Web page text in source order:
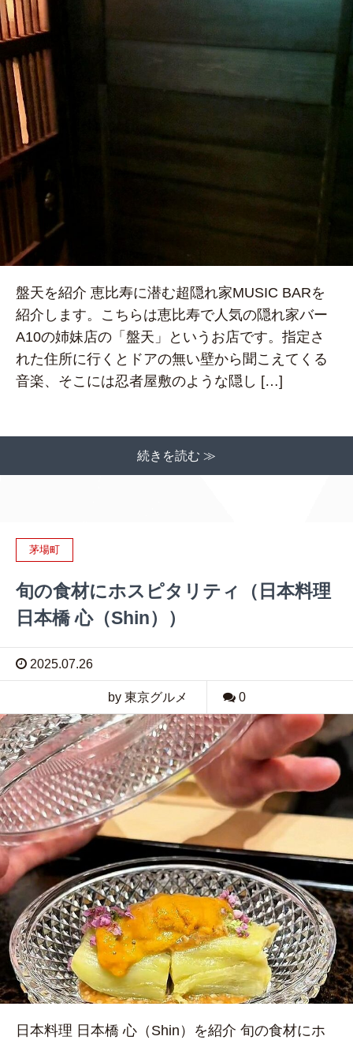
盤天を紹介 恵比寿に潜む超隠れ家MUSIC BARを
紹介します。こちらは恵比寿で人気の隠れ家バー
A10の姉妹店の「盤天」というお店です。指定さ
れた住所に行くとドアの無い壁から聞こえてくる
音楽、そこには忍者屋敷のような隠し […]
続きを読む ≫
茅場町
旬の食材にホスピタリティ（日本料理
日本橋 心（Shin））
2025.07.26
by 東京グルメ 0
日本料理 日本橋 心（Shin）を紹介 旬の食材にホ